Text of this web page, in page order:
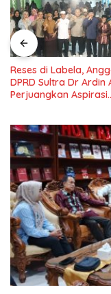
Reses di Labela,
DPRD Sultra Dr Ardin
Perjuangkan Aspirasi